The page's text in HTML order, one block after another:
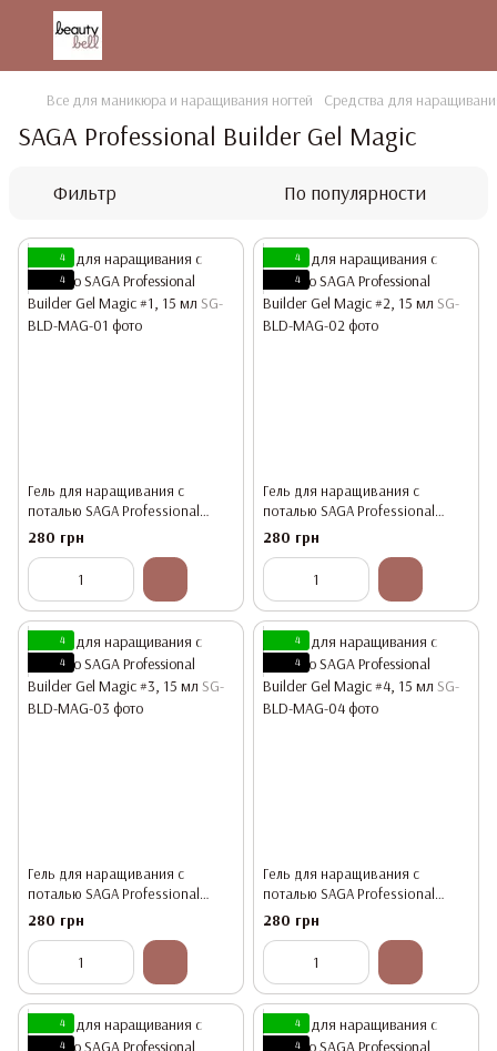
Все для маникюра и наращивания ногтей Средства для
SAGA Professional Builder Gel Magic
Фильтр По популярности
4
4
Гель для наращивания с
поталью SAGA Professional
Builder Gel Magic #1, 15 мл
280 грн
4
4
Гель для наращивания с
поталью SAGA Professional
Builder Gel Magic #2, 15 мл
280 грн
4
4
Гель для наращивания с
поталью SAGA Professional
Builder Gel Magic #3, 15 мл
280 грн
4
4
Гель для наращивания с
поталью SAGA Professional
Builder Gel Magic #4, 15 мл
280 грн
4
4
4
4